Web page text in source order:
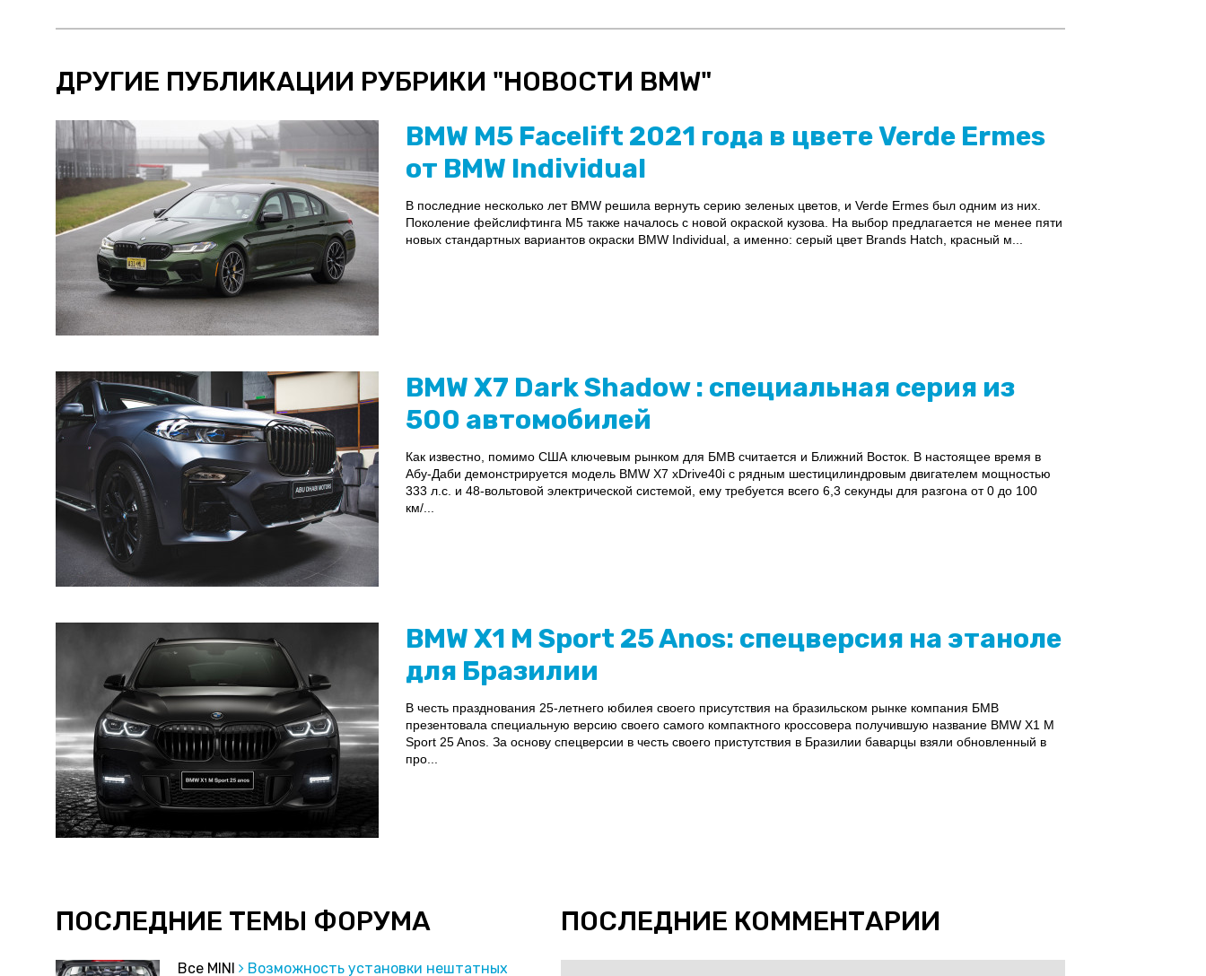
ДРУГИЕ ПУБЛИКАЦИИ РУБРИКИ "НОВОСТИ BMW"
BMW M5 Facelift 2021 года в цвете Verde Ermes
от BMW Individual
В последние несколько лет BMW решила вернуть серию зеленых цветов, и Verde Ermes был одним из них.
Поколение фейслифтинга M5 также началось с новой окраской кузова. На выбор предлагается не менее пяти
новых стандартных вариантов окраски BMW Individual, а именно: серый цвет Brands Hatch, красный м...
BMW X7 Dark Shadow : специальная серия из
500 автомобилей
Как известно, помимо США ключевым рынком для БМВ считается и Ближний Восток. В настоящее время в
Абу-Даби демонстрируется модель BMW X7 xDrive40i с рядным шестицилиндровым двигателем мощностью
333 л.с. и 48-вольтовой электрической системой, ему требуется всего 6,3 секунды для разгона от 0 до 100
км/...
BMW X1 M Sport 25 Anos: спецверсия на этаноле
для Бразилии
В честь празднования 25-летнего юбилея своего присутствия на бразильском рынке компания БМВ
презентовала специальную версию своего самого компактного кроссовера получившую название BMW X1 M
Sport 25 Anos. За основу спецверсии в честь своего пристутствия в Бразилии баварцы взяли обновленный в
про...
ПОСЛЕДНИЕ ТЕМЫ ФОРУМА
Все MINI Возможность установки нештатных
ПОСЛЕДНИЕ КОММЕНТАРИИ